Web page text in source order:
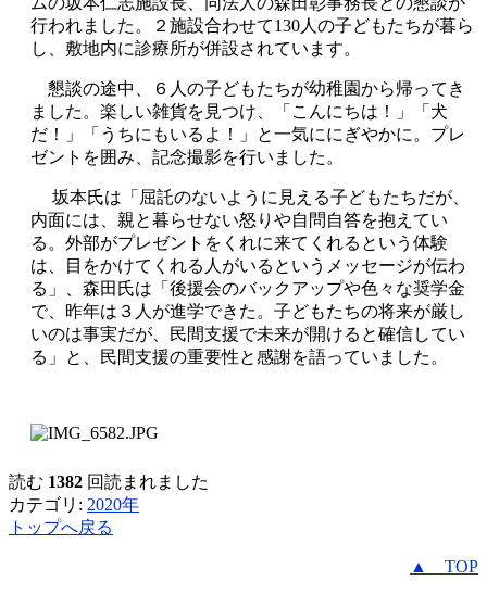
行われました。２施設合わせて130人の子どもたちが暮ら
し、敷地内に診療所が併設されています。
懇談の途中、６人の子どもたちが幼稚園から帰ってき
ました。楽しい雑貨を見つけ、「こんにちは！」「犬
だ！」「うちにもいるよ！」と一気ににぎやかに。プレ
ゼントを囲み、記念撮影を行いました。
坂本氏は「屈託のないように見える子どもたちだが、
内面には、親と暮らせない怒りや自問自答を抱えてい
る。外部がプレゼントをくれに来てくれるという体験
は、目をかけてくれる人がいるというメッセージが伝わ
る」、森田氏は「後援会のバックアップや色々な奨学金
で、昨年は３人が進学できた。子どもたちの将来が厳し
いのは事実だが、民間支援で未来が開けると確信してい
る」と、民間支援の重要性と感謝を語っていました。
読む 1382 回読まれました
カテゴリ: 2020年
トップへ戻る
▲ TOP